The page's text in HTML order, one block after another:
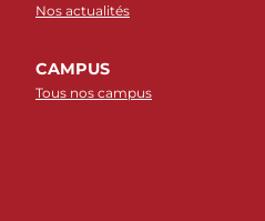
Nos actualités
CAMPUS
Tous nos campus